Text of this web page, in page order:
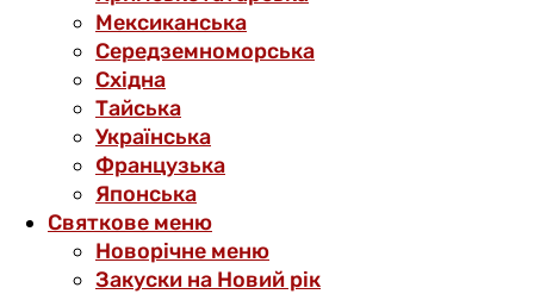
Мексиканська
Середземноморська
Східна
Тайська
Українська
Французька
Японська
Святкове меню
Новорічне меню
Закуски на Новий рік